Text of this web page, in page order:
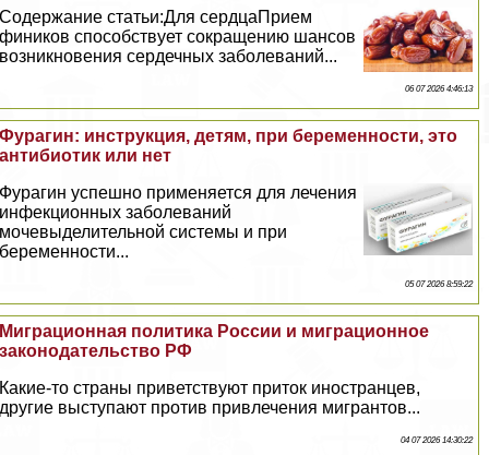
Содержание статьи:Для сердцаПрием
фиников способствует сокращению шансов
возникновения сердечных заболеваний...
06 07 2026 4:46:13
Фурагин: инструкция, детям, при беременности, это
антибиотик или нет
Фурагин успешно применяется для лечения
инфекционных заболеваний
мочевыделительной системы и при
беременности...
05 07 2026 8:59:22
Миграционная политика России и миграционное
законодательство РФ
Какие-то страны приветствуют приток иностранцев,
другие выступают против привлечения мигрантов...
04 07 2026 14:30:22